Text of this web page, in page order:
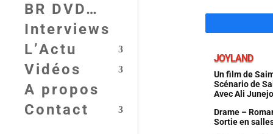
BR DVD…
Interviews
L’Actu
Vidéos
A propos
Contact
JOYLAND
Un film de
Scénario de
Avec Ali
Drame –
Sortie en